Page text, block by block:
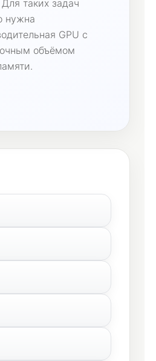
таких задач
нужна
GPU с
объёмом